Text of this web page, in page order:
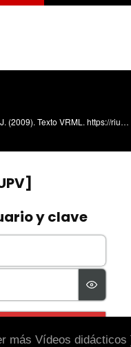
Construyendo Texto VRML Lluch Crespo, J. (2009). Texto VRML. https://riunet.upv.es/handle/10251/5743
más Vídeos didácticos